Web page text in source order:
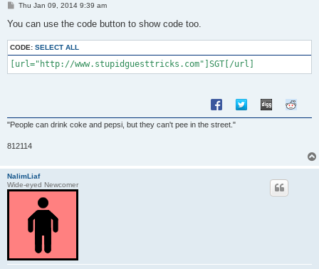
P
s
Thu Jan 09, 2014 9:39 am
You can use the code button to show code too.
CODE: SELECT ALL
"People can drink coke and pepsi, but they can't pee in the street."
812114
NalimLiaf
Wide-eyed Newcomer